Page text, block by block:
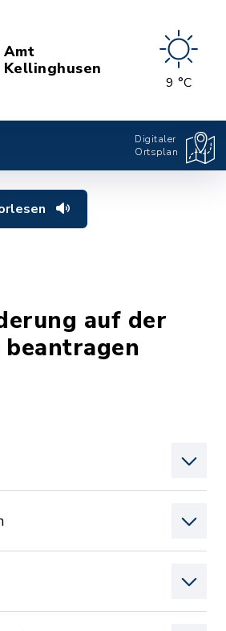
Amt
Kellinghusen
9 °C
Digitaler
Ortsplan
auf der